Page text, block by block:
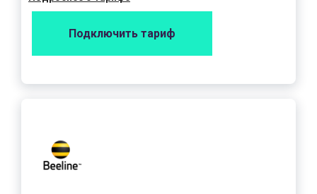
Подключить тариф